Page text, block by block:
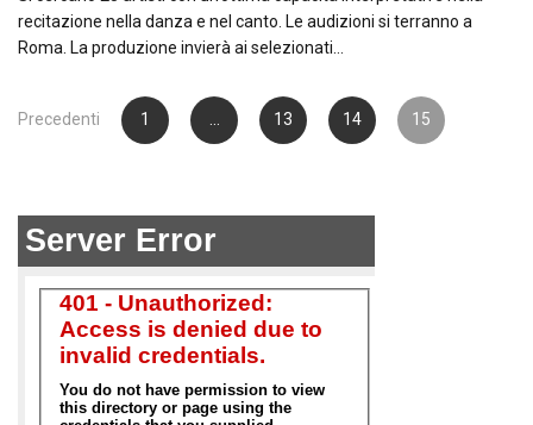
recitazione nella danza e nel canto. Le audizioni si terranno a
Roma. La produzione invierà ai selezionati…
Paginazione
Precedenti 1 13 14 15